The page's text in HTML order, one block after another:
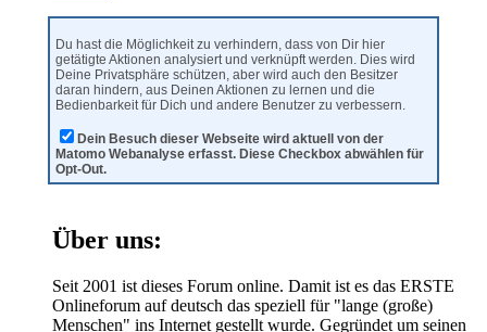
Du hast die Möglichkeit zu verhindern, dass von Dir hier
getätigte Aktionen analysiert und verknüpft werden. Dies wird
Deine Privatsphäre schützen, aber wird auch den Besitzer
daran hindern, aus Deinen Aktionen zu lernen und die
Bedienbarkeit für Dich und andere Benutzer zu verbessern.
Dein Besuch dieser Webseite wird aktuell von der
Matomo Webanalyse erfasst. Diese Checkbox abwählen für
Opt-Out.
Über uns:
Seit 2001 ist dieses Forum online. Damit ist es das ERSTE
Onlineforum auf deutsch das speziell für "lange (große)
Menschen" ins Internet gestellt wurde. Gegründet um seinen